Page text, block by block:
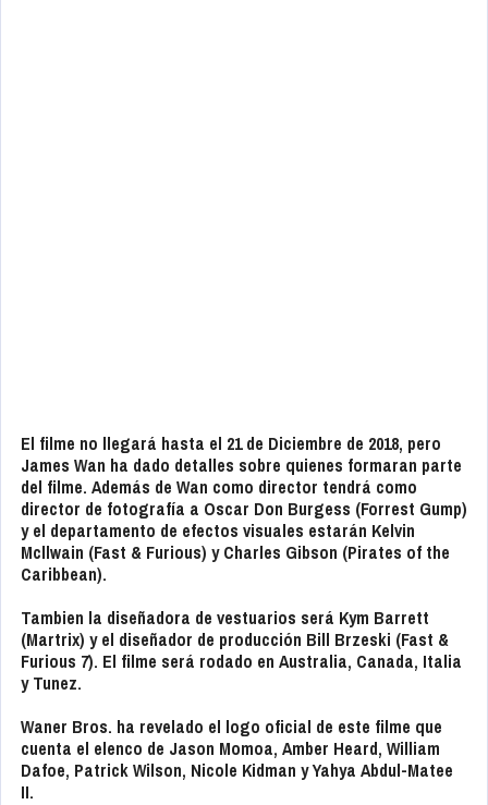
El filme no llegará hasta el 21 de Diciembre de 2018, pero
James Wan ha dado detalles sobre quienes formaran parte
del filme. Además de Wan como director tendrá como
director de fotografía a Oscar Don Burgess (Forrest Gump)
y el departamento de efectos visuales estarán Kelvin
Mcllwain (Fast & Furious) y Charles Gibson (Pirates of the
Caribbean).
Tambien la diseñadora de vestuarios será Kym Barrett
(Martrix) y el diseñador de producción Bill Brzeski (Fast &
Furious 7). El filme será rodado en Australia, Canada, Italia
y Tunez.
Waner Bros. ha revelado el logo oficial de este filme que
cuenta el elenco de Jason Momoa, Amber Heard, William
Dafoe, Patrick Wilson, Nicole Kidman y Yahya Abdul-Matee
II.